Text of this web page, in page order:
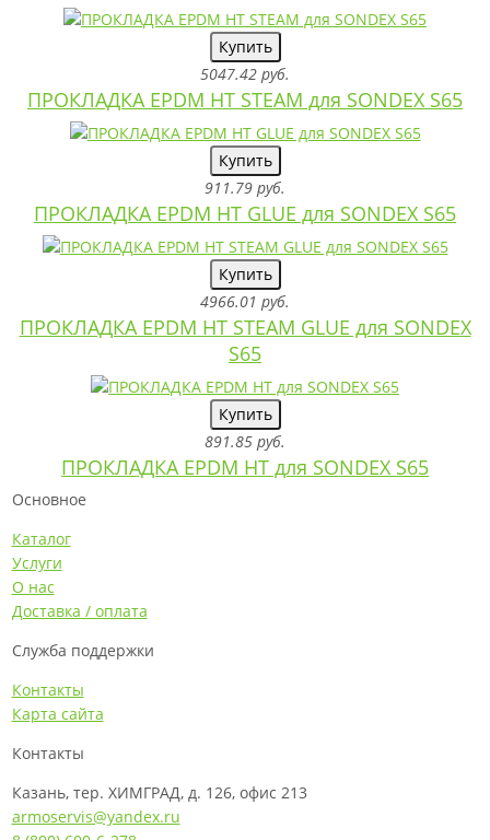
Купить
5047.42 руб.
ПРОКЛАДКА EPDM HT STEAM для SONDEX S65
Купить
911.79 руб.
ПРОКЛАДКА EPDM HT GLUE для SONDEX S65
Купить
4966.01 руб.
ПРОКЛАДКА EPDM HT STEAM GLUE для SONDEX
S65
Купить
891.85 руб.
ПРОКЛАДКА EPDM HT для SONDEX S65
Основное
Каталог
Услуги
О нас
Доставка / оплата
Служба поддержки
Контакты
Карта сайта
Контакты
Казань, тер. ХИМГРАД, д. 126, офис 213
armoservis@yandex.ru